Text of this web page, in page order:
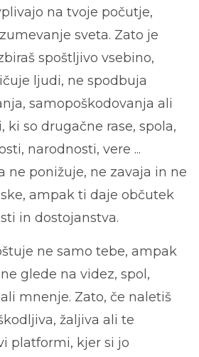
na tvoje počutje,
sveta. Zato je
spoštljivo vsebino,
ljudi, ne spodbuja
samopoškodovanja ali
ki so drugačne rase, spola,
narodnosti, vere ...
ne ponižuje, ne zavaja in ne
ampak ti daje občutek
in dostojanstva.
ne samo tebe, ampak
glede na videz, spol,
mnenje. Zato, če naletiš
žaljiva ali te
platformi, kjer si jo